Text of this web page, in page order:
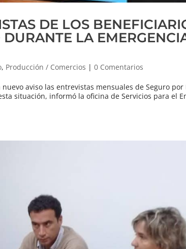
DE LOS
LA
, Producción / Comercios |0 Comentarios
aviso las entrevistas mensuales de Seguro por
situación, informó la oficina de Servicios para el